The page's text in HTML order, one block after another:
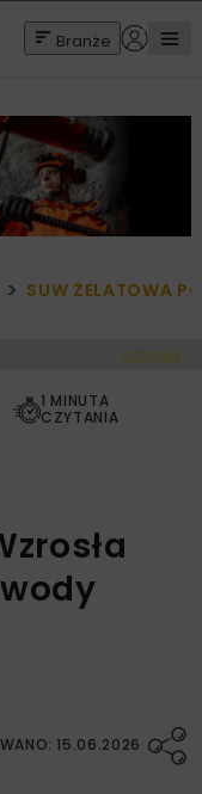
Branże
SUW ŻELATOWA
< Cofnij
1 MINUTA
CZYTANIA
15.06.2026